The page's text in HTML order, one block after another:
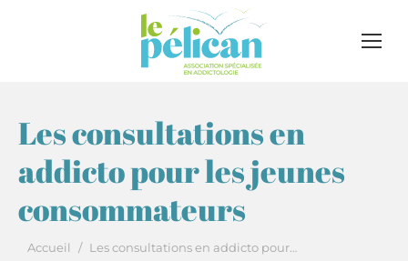
Les consultations en
addicto pour les jeunes
consommateurs
Vous êtes ici :
Accueil Les consultations en addicto pour…